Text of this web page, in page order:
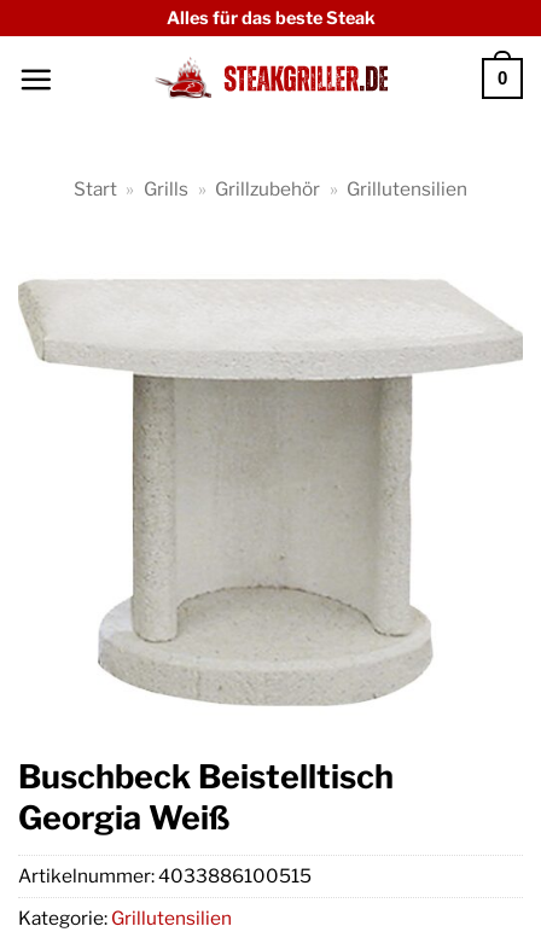
springen
Alles für das beste Steak
0
Start » Grills » Grillzubehör » Grillutensilien
Buschbeck Beistelltisch
Georgia Weiß
Artikelnummer:4033886100515
Kategorie: Grillutensilien